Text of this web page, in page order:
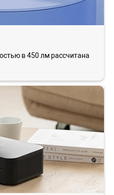
в 450 лм рассчитана